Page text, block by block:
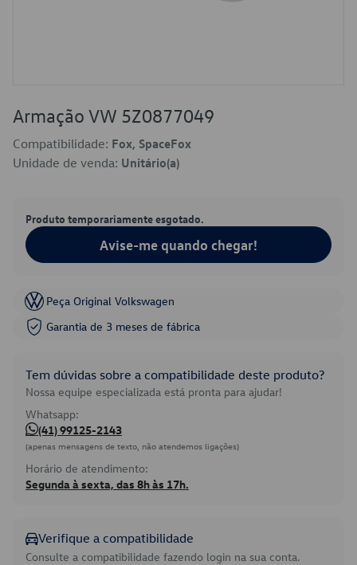
Armação VW 5Z0877049
Compatibilidade: Fox, SpaceFox
Unidade de venda: Unitário(a)
Produto temporariamente esgotado.
Avise-me quando chegar!
Peça Original Volkswagen
Garantia de 3 meses de fábrica
Tem dúvidas sobre a compatibilidade deste produto?
Nossa equipe especializada está pronta para ajudar!
Whatsapp:
(41) 99125-2143
(apenas mensagens de texto, não atendemos ligações)
Horário de atendimento:
Segunda à sexta, das 8h às 17h.
Verifique a compatibilidade
Consulte a compatibilidade fazendo login na sua conta.